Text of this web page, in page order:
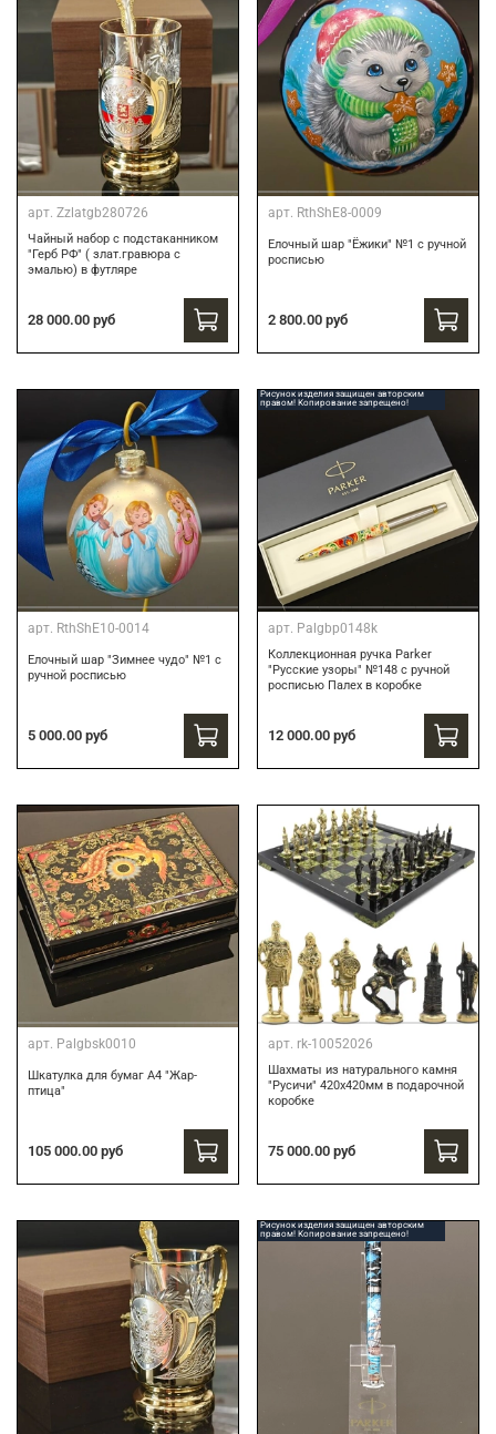
арт. Zzlatgb280726
Чайный набор с подстаканником
"Герб РФ" ( злат.гравюра с
эмалью) в футляре
28 000.00 руб
арт. RthShE8-0009
Елочный шар "Ёжики" №1 с ручной
росписью
2 800.00 руб
арт. RthShE10-0014
Елочный шар "Зимнее чудо" №1 с
ручной росписью
5 000.00 руб
Рисунок изделия защищен авторским
правом! Копирование запрещено!
арт. Palgbp0148k
Коллекционная ручка Parker
"Русские узоры" №148 с ручной
росписью Палех в коробке
12 000.00 руб
арт. Palgbsk0010
Шкатулка для бумаг А4 "Жар-
птица"
105 000.00 руб
арт. rk-10052026
Шахматы из натурального камня
"Русичи" 420х420мм в подарочной
коробке
75 000.00 руб
Рисунок изделия защищен авторским
правом! Копирование запрещено!